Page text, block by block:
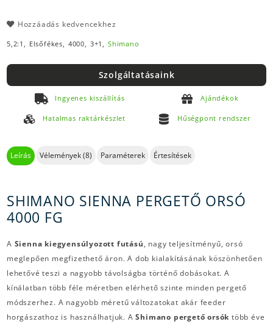
Hozzáadás kedvencekhez
5,2:1, Elsőfékes, 4000, 3+1, Shimano
Szolgáltatásaink
Ingyenes kiszállítás Ajándékok
Hatalmas raktárkészlet Hűségpont rendszer
Leírás Vélemények (8) Paraméterek Értesítések
SHIMANO SIENNA PERGETŐ ORSÓ
4000 FG
A Sienna kiegyensúlyozott futású, nagy teljesítményű, orsó
meglepően megfizethető áron. A dob kialakításának köszönhetően
lehetővé teszi a nagyobb távolságba történő dobásokat. A
kínálatban több féle méretben elérhető szinte minden pergető
módszerhez. A nagyobb méretű változatokat akár feeder
horgászathoz is használhatjuk. AShimano pergető orsók több éve